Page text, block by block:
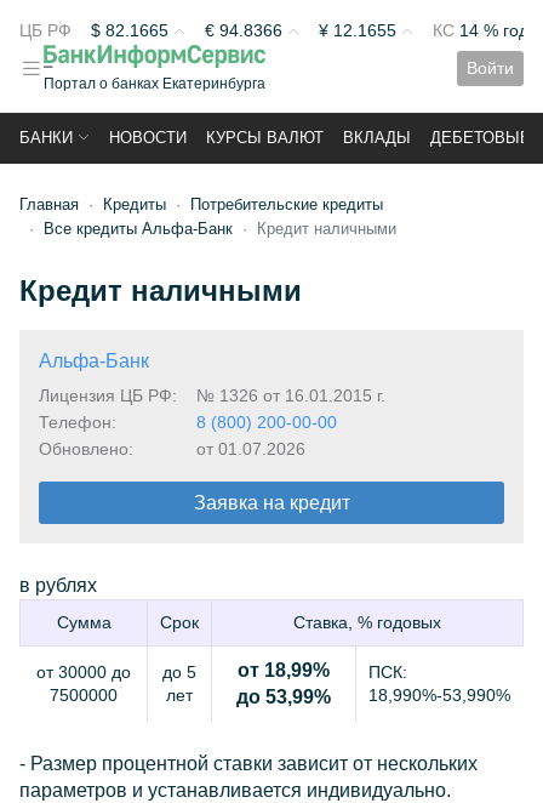
Портал о банках Екатеринбурга
ЦБ РФ $ 82.1665 € 94.8366 ¥ 12.1655 КС 14 % год
Войти
БАНКИ НОВОСТИ КУРСЫ ВАЛЮТ ВКЛАДЫ ДЕБЕТОВЫЕ
Главная Кредиты
Потребительские кредиты
Все кредиты Альфа-Банк
Кредит наличными
Кредит наличными
Альфа-Банк
Лицензия ЦБ РФ:
№ 1326 от 16.01.2015 г.
Телефон:
8 (800) 200-00-00
Обновлено:
от 01.07.2026
Заявка на кредит
в рублях
Сумма Срок Ставка, % годовых
от 30000 до
7500000
до 5
лет
от 18,99%
до 53,99%
ПСК:
18,990%-53,990%
- Размер процентной ставки зависит от нескольких
параметров и устанавливается индивидуально.